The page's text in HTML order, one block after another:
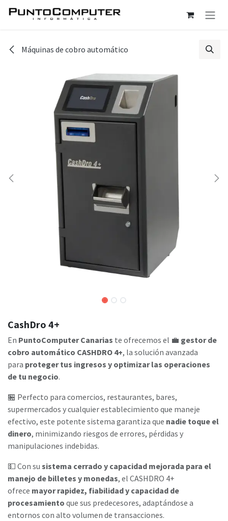
Ir al contenido
Máquinas de cobro automático
CashDro 4+
En PuntoComputer Canarias te ofrecemos el 💼 gestor de
cobro automático CASHDRO 4+, la solución avanzada
para proteger tus ingresos y optimizar las operaciones
de tu negocio.
🏪 Perfecto para comercios, restaurantes, bares,
supermercados y cualquier establecimiento que maneje
efectivo, este potente sistema garantiza que nadie toque el
dinero, minimizando riesgos de errores, pérdidas y
manipulaciones indebidas.
💵 Con su sistema cerrado y capacidad mejorada para el
manejo de billetes y monedas, el CASHDRO 4+
ofrece mayor rapidez, fiabilidad y capacidad de
procesamiento que sus predecesores, adaptándose a
entornos con alto volumen de transacciones.